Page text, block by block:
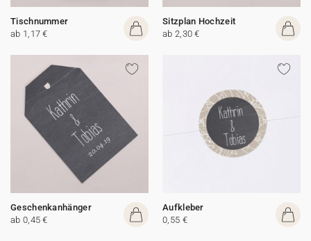
Tischnummer
ab 1,17 €
Sitzplan Hochzeit
ab 2,30 €
Geschenkanhänger
ab 0,45 €
Aufkleber
0,55 €